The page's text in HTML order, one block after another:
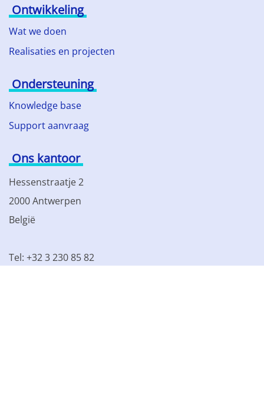
Ontwikkeling
Wat we doen
Realisaties en projecten
Ondersteuning
Knowledge base
Support aanvraag
Ons kantoor
Hessenstraatje 2
2000 Antwerpen
België
Tel: +32 3 230 85 82